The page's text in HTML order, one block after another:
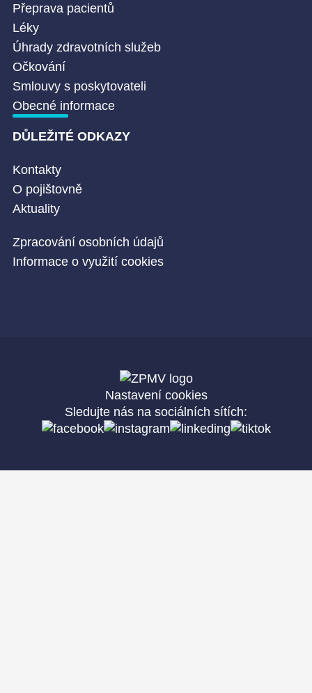
Přeprava pacientů
Léky
Úhrady zdravotních služeb
Očkování
Smlouvy s poskytovateli
Obecné informace
DŮLEŽITÉ ODKAZY
Kontakty
O pojištovně
Aktuality
Zpracování osobních údajů
Informace o využití cookies
Nastavení cookies
Sledujte nás na sociálních sítích: